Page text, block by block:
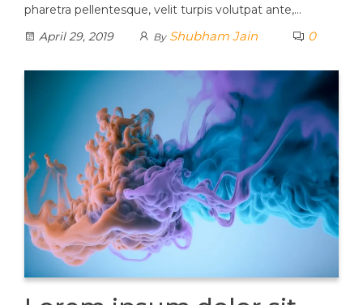
pharetra pellentesque, velit turpis volutpat ante,…
April 29, 2019
By Shubham Jain 0